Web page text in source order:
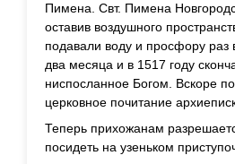
Пимена. Свт. Пимена
оставив воздушного
подавали воду и просфору
два месяца и в 1517 году
ниспосланное Богом. Вскоре
церковное почитание
Теперь прихожанам
посидеть на узеньком